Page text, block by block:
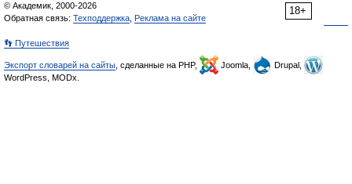
18+
© Академик, 2000-2026
Обратная связь: Техподдержка Реклама на сайте
👣 Путешествия
Экспорт словарей на сайты , сделанные на PHP, Joomla,
Drupal,
WordPress, MODx.